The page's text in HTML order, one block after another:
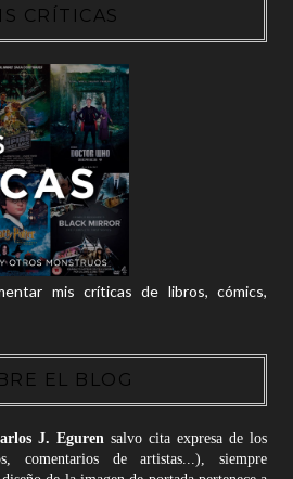
CRÍTICAS
mis críticas de libros, cómics,
EL BLOG
J. Egurensalvo cita expresa de los
comentarios de artistas...), siempre